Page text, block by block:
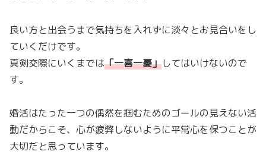
良い方と出会うまで気持ちを入れずに淡々とお見合いをし
ていくだけです。
真剣交際にいくまでは「一喜一憂」してはいけないので
す。
婚活はたった一つの偶然を掴むためのゴールの見えない活
動だからこそ、心が疲弊しないように平常心を保つことが
大切だと思っています。